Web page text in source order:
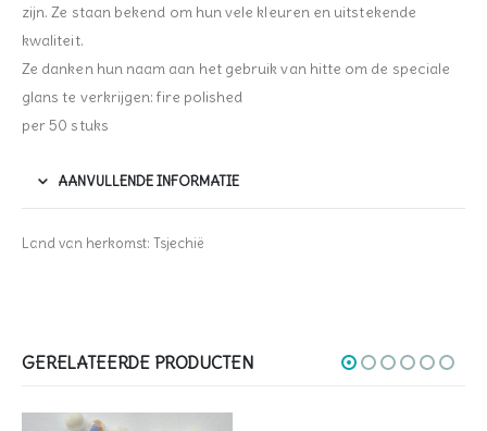
zijn. Ze staan bekend om hun vele kleuren en uitstekende
kwaliteit.
Ze danken hun naam aan het gebruik van hitte om de speciale
glans te verkrijgen: fire polished
per 50 stuks
AANVULLENDE INFORMATIE
Land van herkomst: Tsjechië
GERELATEERDE PRODUCTEN